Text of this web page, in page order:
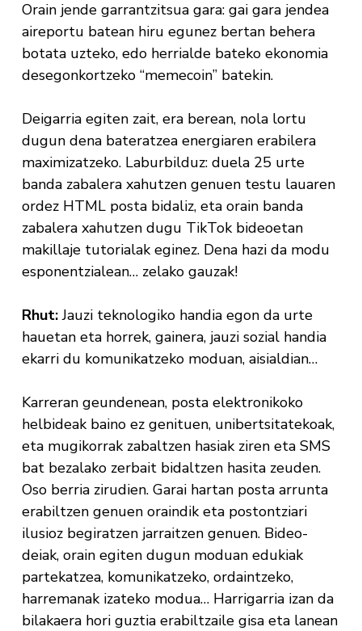
Orain jende garrantzitsua gara: gai gara jendea
aireportu batean hiru egunez bertan behera
botata uzteko, edo herrialde bateko ekonomia
desegonkortzeko “memecoin” batekin.
Deigarria egiten zait, era berean, nola lortu
dugun dena bateratzea energiaren erabilera
maximizatzeko. Laburbilduz: duela 25 urte
banda zabalera xahutzen genuen testu lauaren
ordez HTML posta bidaliz, eta orain banda
zabalera xahutzen dugu TikTok bideoetan
makillaje tutorialak eginez. Dena hazi da modu
esponentzialean… zelako gauzak!
Rhut:Jauzi teknologiko handia egon da urte
hauetan eta horrek, gainera, jauzi sozial handia
ekarri du komunikatzeko moduan, aisialdian…
Karreran geundenean, posta elektronikoko
helbideak baino ez genituen, unibertsitatekoak,
eta mugikorrak zabaltzen hasiak ziren eta SMS
bat bezalako zerbait bidaltzen hasita zeuden.
Oso berria zirudien. Garai hartan posta arrunta
erabiltzen genuen oraindik eta postontziari
ilusioz begiratzen jarraitzen genuen. Bideo-
deiak, orain egiten dugun moduan edukiak
partekatzea, komunikatzeko, ordaintzeko,
harremanak izateko modua… Harrigarria izan da
bilakaera hori guztia erabiltzaile gisa eta lanean